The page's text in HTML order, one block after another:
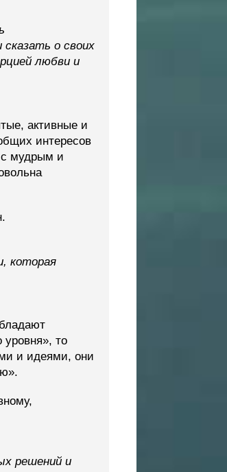
о своих
любви и
активные и
интересов
с мудрым и
которая
то
и идеями, они
решений и